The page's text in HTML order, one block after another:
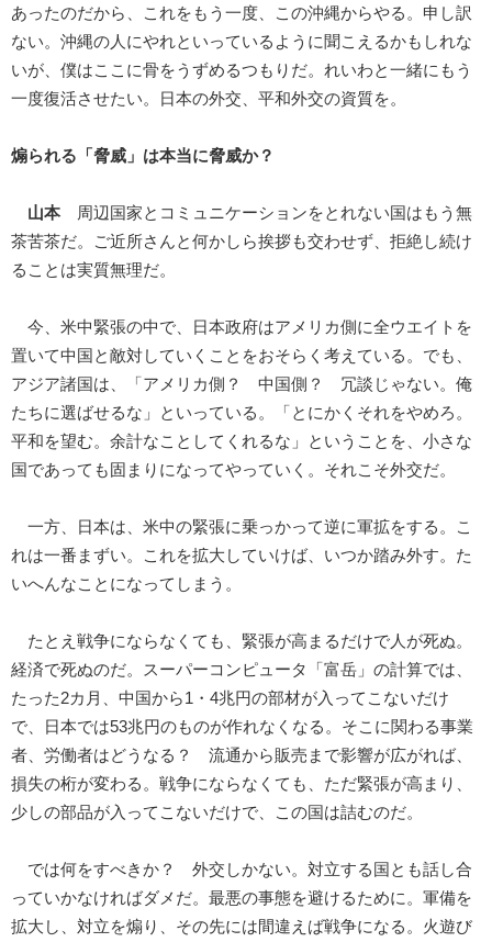
あったのだから、これをもう一度、この沖縄からやる。申し訳
ない。沖縄の人にやれといっているように聞こえるかもしれな
いが、僕はここに骨をうずめるつもりだ。れいわと一緒にもう
一度復活させたい。日本の外交、平和外交の資質を。
煽られる「脅威」は本当に脅威か？
山本 周辺国家とコミュニケーションをとれない国はもう無
茶苦茶だ。ご近所さんと何かしら挨拶も交わせず、拒絶し続け
ることは実質無理だ。
今、米中緊張の中で、日本政府はアメリカ側に全ウエイトを
置いて中国と敵対していくことをおそらく考えている。でも、
アジア諸国は、「アメリカ側？ 中国側？ 冗談じゃない。俺
たちに選ばせるな」といっている。「とにかくそれをやめろ。
平和を望む。余計なことしてくれるな」ということを、小さな
国であっても固まりになってやっていく。それこそ外交だ。
一方、日本は、米中の緊張に乗っかって逆に軍拡をする。こ
れは一番まずい。これを拡大していけば、いつか踏み外す。た
いへんなことになってしまう。
たとえ戦争にならなくても、緊張が高まるだけで人が死ぬ。
経済で死ぬのだ。スーパーコンピュータ「富岳」の計算では、
たった2カ月、中国から1・4兆円の部材が入ってこないだけ
で、日本では53兆円のものが作れなくなる。そこに関わる事業
者、労働者はどうなる？ 流通から販売まで影響が広がれば、
損失の桁が変わる。戦争にならなくても、ただ緊張が高まり、
少しの部品が入ってこないだけで、この国は詰むのだ。
では何をすべきか？ 外交しかない。対立する国とも話し合
っていかなければダメだ。最悪の事態を避けるために。軍備を
拡大し、対立を煽り、その先には間違えば戦争になる。火遊び